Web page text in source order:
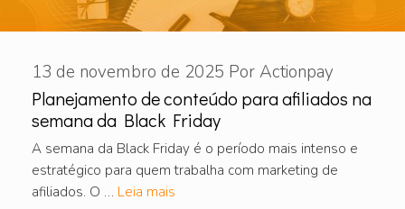
Planejamento de conteúdo para afiliados na
semana da Black Friday
13 de novembro de 2025 PorActionpay
A semana da Black Friday é o período mais intenso e
estratégico para quem trabalha com marketing de
afiliados. O … Leia mais